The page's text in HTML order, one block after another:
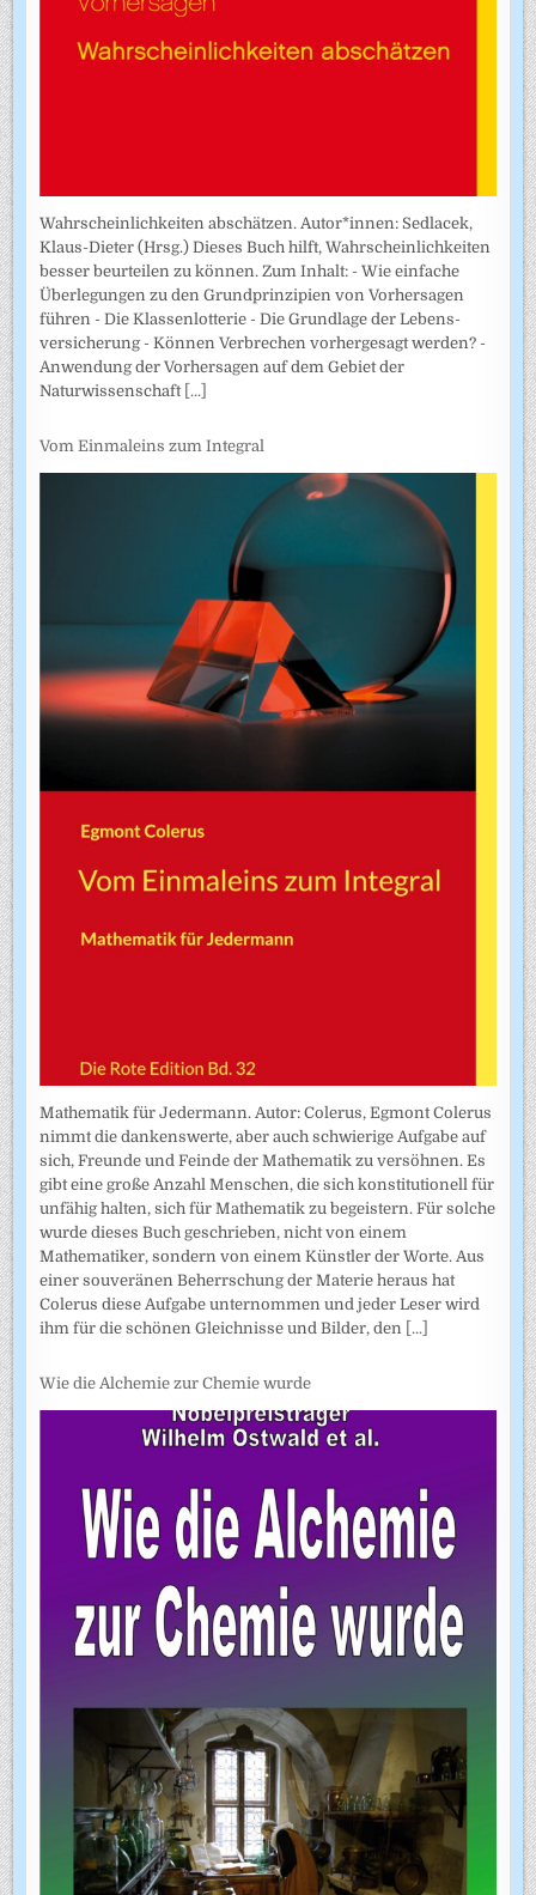
Wahrscheinlichkeiten abschätzen. Autor*innen: Sedlacek,
Klaus-Dieter (Hrsg.) Dieses Buch hilft, Wahrscheinlichkeiten
besser beurteilen zu können. Zum Inhalt: - Wie einfache
Überlegungen zu den Grundprinzipien von Vorhersagen
führen - Die Klassenlotterie - Die Grundlage der Lebens­
versicherung - Können Verbrechen vorhergesagt werden? -
Anwendung der Vorhersagen auf dem Gebiet der
Naturwissenschaft [...]
Vom Einmaleins zum Integral
Mathematik für Jedermann. Autor: Colerus, Egmont Colerus
nimmt die dankenswerte, aber auch schwierige Aufgabe auf
sich, Freunde und Feinde der Mathematik zu versöhnen. Es
gibt eine große Anzahl Menschen, die sich konstitutionell für
unfähig halten, sich für Mathematik zu begeistern. Für solche
wurde dieses Buch geschrieben, nicht von einem
Mathematiker, sondern von einem Künstler der Worte. Aus
einer souveränen Beherrschung der Materie heraus hat
Colerus diese Aufgabe unternommen und jeder Leser wird
ihm für die schönen Gleichnisse und Bilder, den [...]
Wie die Alchemie zur Chemie wurde